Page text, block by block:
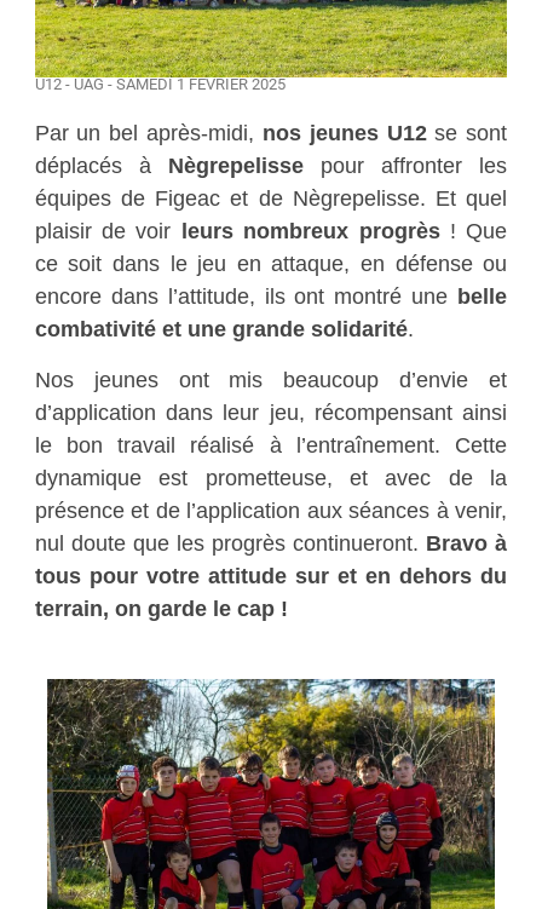
U12 - UAG - SAMEDI 1 FÉVRIER 2025
Par un bel après-midi, nos jeunes U12se sont
déplacés à Nègrepelissepour affronter les
équipes de Figeac et de Nègrepelisse. Et quel
plaisir de voir leurs nombreux progrès! Que
ce soit dans le jeu en attaque, en défense ou
encore dans l’attitude, ils ont montré une belle
combativité et une grande solidarité.
Nos jeunes ont mis beaucoup d’envie et
d’application dans leur jeu, récompensant ainsi
le bon travail réalisé à l’entraînement. Cette
dynamique est prometteuse, et avec de la
présence et de l’application aux séances à venir,
nul doute que les progrès continueront. Bravo à
tous pour votre attitude sur et en dehors du
terrain, on garde le cap !